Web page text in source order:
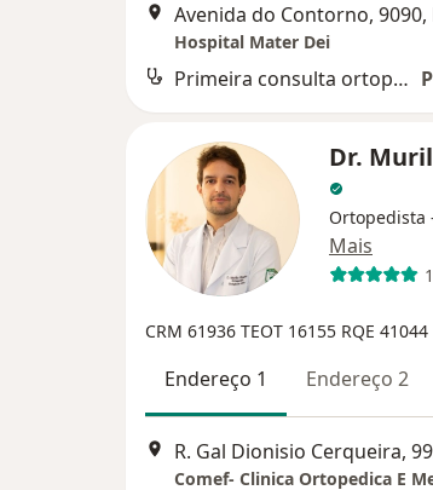
Hospital Mater Dei
Primeira consulta ortopedia e traumatologia
Dr.
Ortopedista
Mais
CRM 61936 TEOT 16155 RQE 41044
Endereço 1 Endereço 2
Comef- Clinica Ortopedica E